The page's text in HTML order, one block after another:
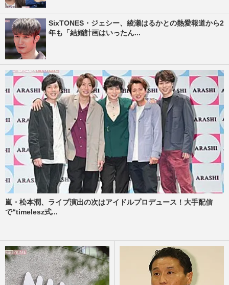
SixTONES・ジェシー、綾瀬はるかとの熱愛報道から2
年も「結婚計画はいったん...
嵐・松本潤、ライブ演出の次はアイドルプロデュース！大手配信
で“timelesz式...